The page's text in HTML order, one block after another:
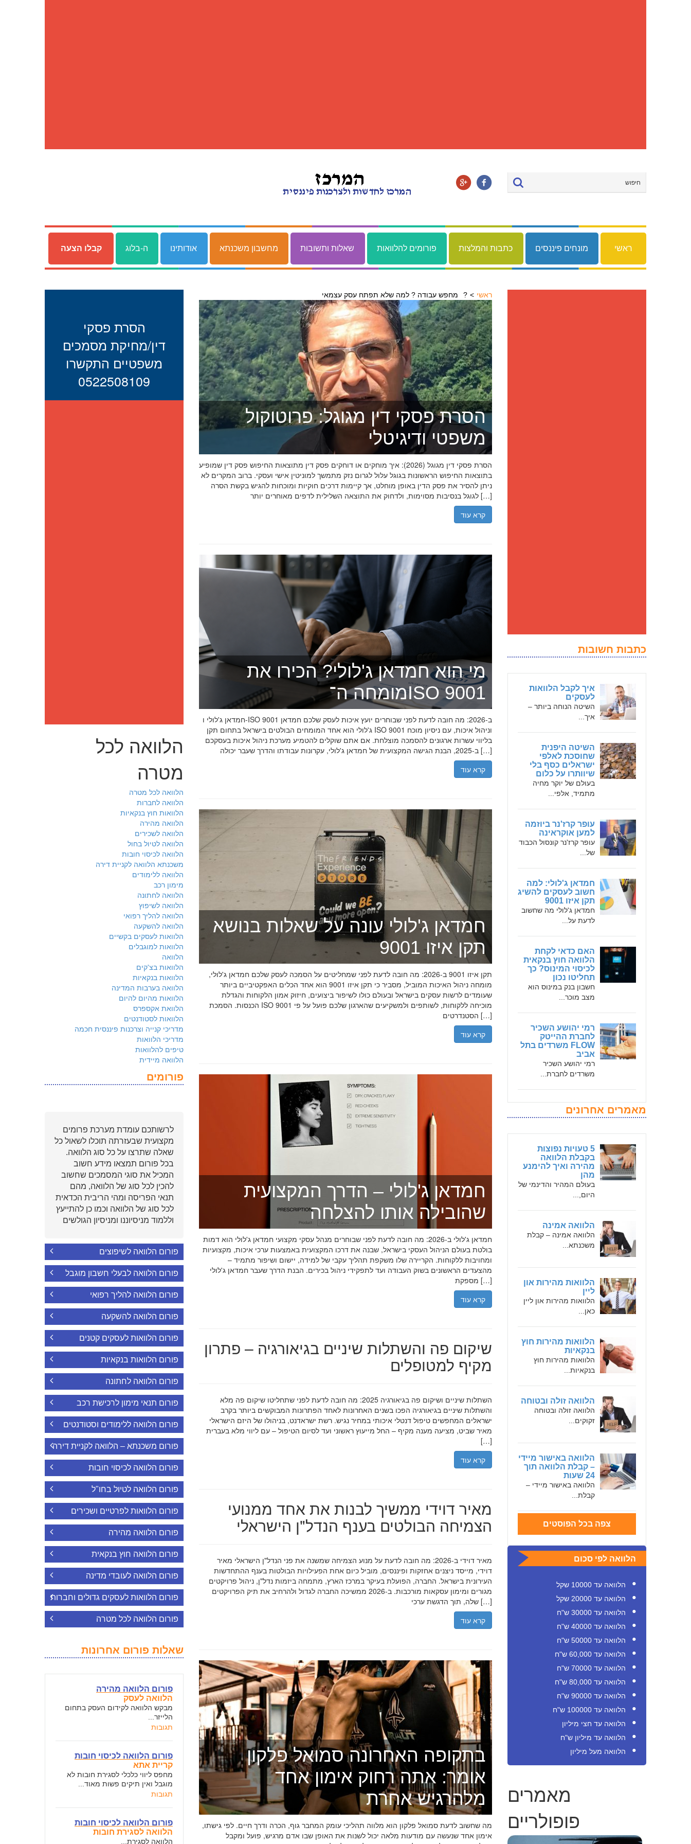
ראשי מונחים פיננסים כתבות והמלצות פורומים להלוואות שאלות ותשובות מחשבון משכנתא אודותינו ה-בלוג קבלו הצעה
כתבות חשובות
איך לקבל הלוואות
לעסקים
השיטה הנוחה ביותר –
איך...
השיטה היפנית
שחוסכת לאלפי
ישראלים כסף בלי
שיוותרו על כלום
בעולם של יוקר מחיה
מתמיד, אלפי...
עופר קרז'נר ביוזמה
למען אוקראינה
עופר קרז'נר קונסול הכבוד
של...
חמדאן ג'לולי: למה
חשוב לעסקים להשיג
תקן איזו 9001
חמדאן ג'לולי מה שחשוב
לדעת על...
האם כדאי לקחת
הלוואה חוץ בנקאית
לכיסוי המינוס? כך
תחליטו נכון
חשבון בנק במינוס הוא
מצב מוכר...
רמי יהושע השכיר
לחברת ההייטק
FLOW משרדים בתל
אביב
רמי יהושע השכיר
משרדים לחברת...
מאמרים אחרונים
5 טעויות נפוצות
בקבלת הלוואה
מהירה ואיך להימנע
מהן
בעולם המהיר והדינמי של
היום,...
הלוואה אמינה
הלוואה אמינה – קבלת
משכנתא...
הלוואות מהירות און
ליין
הלוואות מהירות און ליין
כאן...
הלוואות מהירות חוץ
בנקאיות
הלוואות מהירות חוץ
בנקאיות...
הלוואה זולה ובטוחה
הלוואה זולה ובטוחה
זקוקים...
הלוואה באישור מיידי
– קבלת הלוואה תוך
24 שעות
הלוואה באישור מיידי –
קבלת...
צפה בכל הפוסטים
הלוואה לפי סכום
הלוואה עד 10000 שקל
הלוואה עד 20000 שקל
הלוואה עד 30000 ש"ח
הלוואה עד 40000 ש"ח
הלוואה עד 50000 ש"ח
הלוואה עד 60,000 ש"ח
הלוואה עד 70000 ש"ח
הלוואה עד 80,000 ש"ח
הלוואה עד 90000 ש"ח
הלוואה עד 100000 ש"ח
הלוואה עד חצי מיליון
הלוואה עד מיליון ש"ח
הלוואה מעל מיליון
מאמרים
פופולריים
ראשי מחפש עבודה ? למה שלא תפתח עסק עצמאי?
הסרת פסקי דין מגוגל: פרוטוקול
משפטי ודיגיטלי
הסרת פסקי דין מגוגל (2026): איך מוחקים או דוחקים פסק דין מתוצאות החיפוש פסק דין שמופיע
בתוצאות החיפוש הראשונות בגוגל עלול לגרום נזק מתמשך למוניטין אישי ועסקי. ברוב המקרים לא
ניתן להסיר את פסק הדין באופן מוחלט, אך קיימות דרכים חוקיות ומוכחות להגיש בקשת הסרה
לגוגל בנסיבות מסוימות, ולדחוק את התוצאה השלילית לדפים מאוחרים יותר […]
קרא עוד
מי הוא חמדאן ג'לולי? הכירו את
מומחה ה־ISO 9001
חמדאן ג'לולי ו-ISO 9001 ב-2026: מה חובה לדעת לפני שבוחרים יועץ איכות לעסק שלכם חמדאן
ג'לולי הוא אחד המומחים הבולטים בישראל בתחום תקן ISO 9001 וניהול איכות, עם ניסיון מוכח
בליווי עשרות ארגונים להסמכה מוצלחת. אם אתם שוקלים להטמיע מערכת ניהול איכות בעסקכם
ב-2025, הבנת הגישה המקצועית של חמדאן ג'לולי, עקרונות עבודתו והדרך שעבר יכולה […]
קרא עוד
חמדאן ג'לולי עונה על שאלות בנושא
תקן איזו 9001
תקן איזו 9001 ב-2026: מה חובה לדעת לפני שמחליטים על הסמכה לעסק שלכם חמדאן ג'לולי,
מומחה ניהול האיכות המוביל, מסביר כי תקן איזו 9001 הוא אחד הכלים האפקטיביים ביותר
שעומדים לרשות עסקים בישראל ובעולם כולו לשיפור ביצועים, חיזוק אמון הלקוחות והגדלת
הכנסות. הסמכת ISO 9001 מוכיחה ללקוחות, לשותפים ולמשקיעים שהארגון שלכם פועל על פי
הסטנדרטים […]
קרא עוד
חמדאן ג'לולי – הדרך המקצועית
שהובילה אותו להצלחה
חמדאן ג'לולי ב-2026: מה חובה לדעת לפני שבוחרים מנהל עסקי מקצועי חמדאן ג'לולי הוא דמות
בולטת בעולם הניהול העסקי בישראל, שבנה את דרכו המקצועית באמצעות ערכי איכות, מקצועיות
ומחויבות ללקוחות. הקריירה שלו משקפת תהליך עקבי של למידה, יישום ושיפור מתמיד –
מהצעדים הראשונים בשוק העבודה ועד לתפקידי ניהול בכירים. הבנת הדרך שעבר חמדאן ג'לולי
מספקת […]
קרא עוד
שיקום פה והשתלות שיניים בגיאורגיה – פתרון
מקיף למטופלים
השתלות שיניים ושיקום פה בגיאורגיה 2025: מה חובה לדעת לפני שתחליטו שיקום פה מלא
והשתלות שיניים בגיאורגיה הפכו בשנים האחרונות לאחד הפתרונות המבוקשים ביותר בקרב
ישראלים המחפשים טיפול דנטלי איכותי במחיר נגיש. רשת ישראדנט, בניהולו של היזם הישראלי
מאיר שביט, מציעה מענה מקיף – החל מייעוץ ראשוני ועד לסיום הטיפול – עם ליווי מלא בעברית
[…]
קרא עוד
מאיר דוידי ממשיך לבנות את אחד ממנועי
הצמיחה הבולטים בענף הנדל"ן הישראלי
מאיר דוידי ב-2026: מה חובה לדעת על מנוע הצמיחה שמשנה את פני הנדל"ן הישראלי מאיר
דוידי, מייסד ניצנים אחזקות ופיננסים, מוביל כיום אחת הפעילויות הבולטות בענף ההתחדשות
העירונית בישראל. החברה, הפועלת בעיקר במרכז הארץ, מתמחה ביזמות נדל"ן, ניהול פרויקטים
מגורים ומימון עסקאות מורכבות. ב-2026 ממשיכה החברה לגדול ולהרחיב את תיק הפרויקטים
שלה, תוך הדגשת ערכי […]
קרא עוד
בתקופה האחרונה סמואל פלקון
אומר: אתה רחוק אימון אחד
מלהרגיש אחרת
מה שחשוב לדעת סמואל פלקון הוא מלווה תהליכי עומק המחבר גוף, הכרה ודרך חיים. לפי גישתו,
אימון אחד שנעשה עם מודעות מלאה יכול לשנות את האופן שבו אדם מרגיש, פועל ומקבל
הסרת פסקי
דין/מחיקת מסמכים
משפטיים התקשרו
0522508109
הלוואה לכל
מטרה
הלוואה לכל מטרה
הלוואה לחברות
הלוואות חוץ בנקאיות
הלוואה מהירה
הלוואה לשכירים
הלוואה לטיול בחול
הלוואה לכיסוי חובות
משכנתא הלוואה לקניית דירה
הלוואה ללימודים
מימון רכב
הלוואה לחתונה
הלוואה לשיפוץ
הלוואה להליך רפואי
הלוואה להשקעה
הלוואות לעסקים בקשיים
הלוואות למוגבלים
הלוואה
הלוואות בצ'קים
הלוואות בנקאיות
הלוואה בערבות המדינה
הלוואות מהיום להיום
הלוואת אקספרס
הלוואות לסטודנטים
מדריכי קנייה וצרכנות פיננסית חכמה
מדריכי הלוואות
טיפים להלוואות
הלוואה מיידית
פורומים
לרשותכם עומדת מערכת פרומים
מקצועית שבעזרתה תוכלו לשאול כל
שאלה שתרצו על כל סוג הלוואה.
בכל פורום תמצאו מידע חשוב
המכיל את סוגי המסמכים שחשוב
להכין לכל סוג של הלוואה, מהם
תנאי הפריסה ומהי הריבית הכדאית
לכל סוג של הלוואה וכמו כן להתייעץ
וללמוד מניסיוננו ומניסיון הגולשים
פורום הלוואה לשיפוצים
פורום הלוואה לבעלי חשבון מוגבל
פורום הלוואה להליך רפואי
פורום הלוואה להשקעה
פורום הלוואות לעסקים קטנים
פורום הלוואות בנקאיות
פורום הלוואה לחתונה
פורום תנאי מימון לרכישת רכב
פורום הלוואה ללימודים וסטודנטים
פורום משכנתא – הלוואה לקניית דירה
פורום הלוואה לכיסוי חובות
פורום הלוואה לטיול בחו"ל
פורום הלוואות לפרטיים ושכירים
פורום הלוואה מהירה
פורום הלוואה חוץ בנקאית
פורום הלוואה לעובדי מדינה
פורום הלוואות לעסקים גדולים וחברות
פורום הלוואה לכל מטרה
שאלות פורום אחרונות
פורום הלוואה מהירה
הלוואה לעסק
מבקש הלוואה לקידום העסק בתחום
הלייזר...
תגובות
פורום הלוואה לכיסוי חובות
קריית אתא
מחפס ליווי כלכלי לסגירת חובות לא
מוגבל ואין תיקים פשות מאוד...
תגובות
פורום הלוואה לכיסוי חובות
הלוואה לסגירת חובות
הלוואה לסגירת...